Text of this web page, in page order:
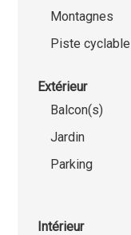
Montagnes
Piste cyclable
Extérieur
Balcon(s)
Jardin
Parking
Intérieur